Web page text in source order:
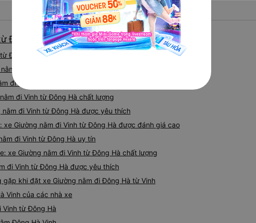
Đông Hà giá tốt nhất
Đông Hà tốt nhất hiện nay 08/2026
đi Vinh từ Đông Hà được đánh giá cao
đi Vinh từ Đông Hà uy tín
đi Vinh từ Đông Hà chất lượng
nằm đi Vinh từ Đông Hà được yêu thích
xe Giường nằm đi Vinh từ Đông Hà được đánh giá cao
đi Vinh từ Đông Hà uy tín
xe Giường nằm đi Vinh từ Đông Hà chất lượng
đi Vinh từ Đông Hà được yêu thích
khi đặt xe Giường nằm đi Đông Hà từ Vinh
Vinh của các nhà xe
Vinh từ Đông Hà